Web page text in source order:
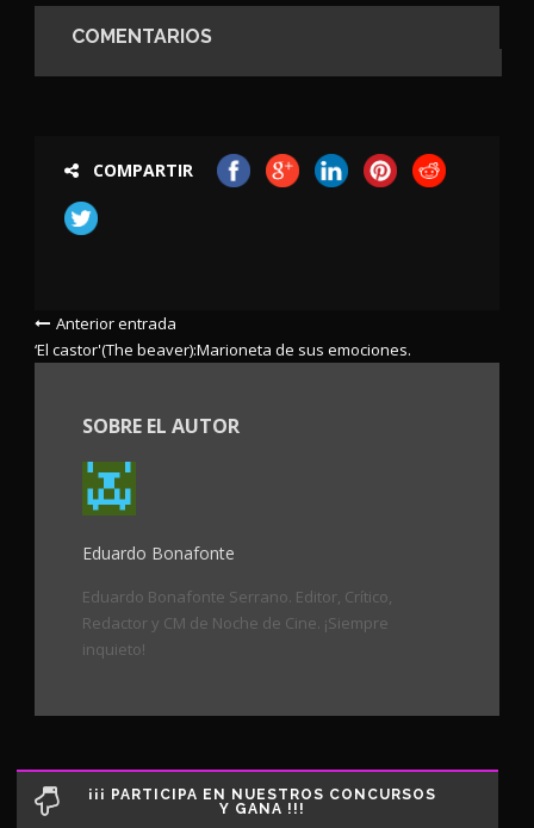
COMENTARIOS
COMPARTIR
Anterior entrada
‘El castor'(The beaver):Marioneta de sus emociones.
SOBRE EL AUTOR
Eduardo Bonafonte
Eduardo Bonafonte Serrano. Editor, Crítico,
Redactor y CM de Noche de Cine. ¡Siempre
inquieto!
¡¡¡ PARTICIPA EN NUESTROS CONCURSOS
Y GANA !!!